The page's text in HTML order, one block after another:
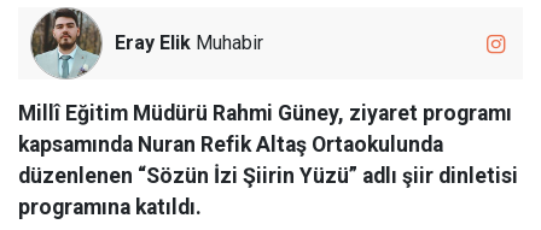
Eray Elik Muhabir
Millî Eğitim Müdürü Rahmi Güney, ziyaret programı
kapsamında Nuran Refik Altaş Ortaokulunda
düzenlenen “Sözün İzi Şiirin Yüzü” adlı şiir dinletisi
programına katıldı.